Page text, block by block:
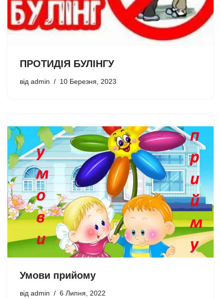
ПРОТИДІЯ БУЛІНГУ
від admin 10 Березня, 2023
Умови прийому
від admin 6 Липня, 2022